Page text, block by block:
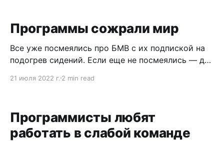
Программы сожрали мир
Все уже посмеялись про БМВ с их подпиской на
подогрев сидений. Если еще не посмеялись — да,
тебе сидение с печкой, но заблокировать печку
владеешь айфоном, который ты купил, это уже
все привыкли. Но платить
21 июля 2022 г. 2 min read
Программисты любят
работать в слабой команде